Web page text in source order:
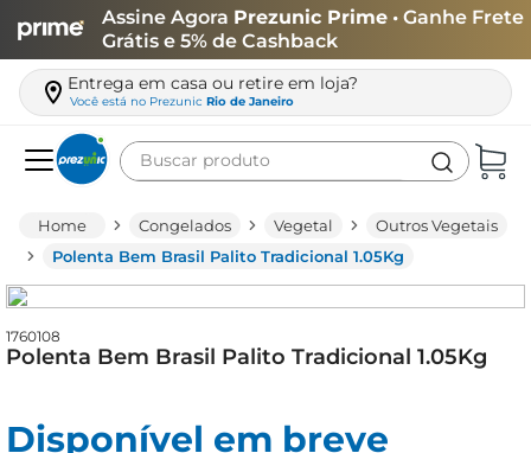
Assine Agora Prezunic Prime • Ganhe Frete
Grátis e 5% de Cashback
Entrega em casa ou retire em loja?
Você está no Prezunic Rio de Janeiro
Buscar produto
Congelados Vegetal
Outros Vegetais
Polenta Bem Brasil Palito Tradicional 1.05Kg
1760108
Polenta Bem Brasil Palito Tradicional 1.05Kg
Disponível em breve
leite
queijo